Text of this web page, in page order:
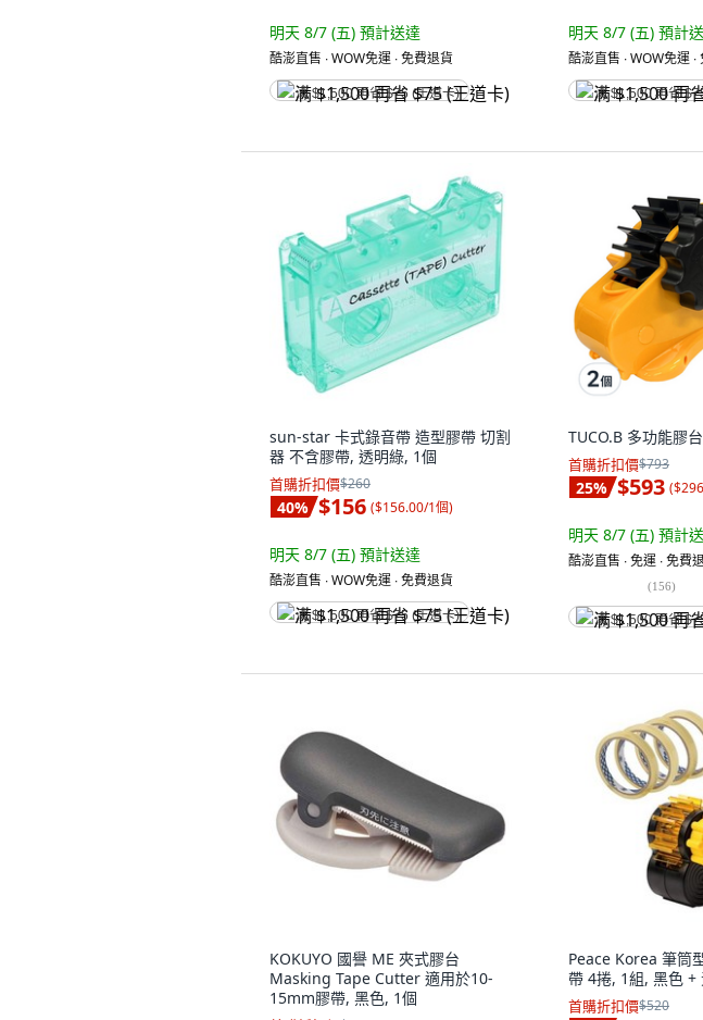
明天 8/7 (五) 預計送達
酷澎直售 ∙ WOW免運 ∙ 免費退貨
满 $1,500 再省 $75 (王道卡)
明天 8/7 (五) 預計
酷澎直售 ∙ WOW免運
满 $1,500 再省
sun-star 卡式錄音帶 造型膠帶 切割
器 不含膠帶, 透明綠, 1個
首購折扣價$260
40% $156 ($156.00/1個)
明天 8/7 (五) 預計送達
酷澎直售 ∙ WOW免運 ∙ 免費退貨
满 $1,500 再省 $75 (王道卡)
TUCO.B 多功能膠
首購折扣價$793
25% $593 (
明天 8/7 (五) 預計
酷澎直售 ∙ 免運 ∙ 免費
(156)
满 $1,500 再省
KOKUYO 國譽 ME 夾式膠台
Masking Tape Cutter 適用於10-
15mm膠帶, 黑色, 1個
Peace Korea 筆筒
帶 4捲, 1組, 黑色 +
首購折扣價$520